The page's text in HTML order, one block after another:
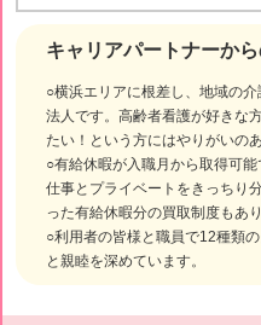
キャリアパートナーか
○横浜エリアに根差し、地域の
法人です。高齢者看護が好きな
たい！という方にはやりがいの
○有給休暇が入職月から取得可
仕事とプライベートをきっちり
った有給休暇分の買取制度もあ
○利用者の皆様と職員で12種類
と親睦を深めています。